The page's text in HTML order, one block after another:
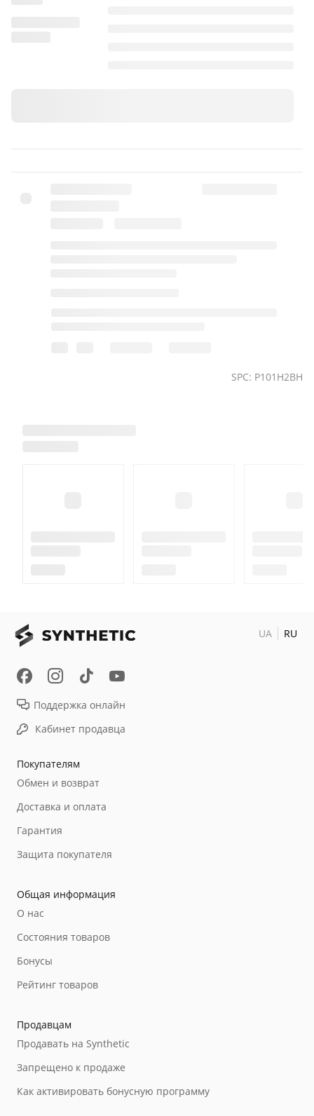
SPC: P101H2BH
Покупателям
Обмен и возврат
Доставка и оплата
Гарантия
Защита покупателя
Общая информация
О нас
Состояния товаров
Бонусы
Рейтинг товаров
Продавцам
Продавать на Synthetic
Запрещено к продаже
Как активировать бонусную программу
Поддержка онлайн
Кабинет продавца
UA RU